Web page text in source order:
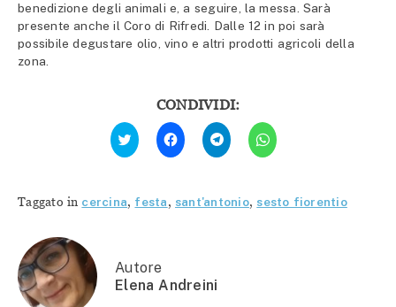
benedizione degli animali e, a seguire, la messa. Sarà
presente anche il Coro di Rifredi. Dalle 12 in poi sarà
possibile degustare olio, vino e altri prodotti agricoli della
zona.
CONDIVIDI:
Fai
clic
qui
Twitter
(Si
finestra)
Fai
clic
per
condividere
(Si
apre
Fai
clic
per
condividere
(Si
apre
Fai
clic
per
(Si
apre
Taggato in cercina, festa, sant'antonio, sesto fiorentio
Autore
Elena Andreini